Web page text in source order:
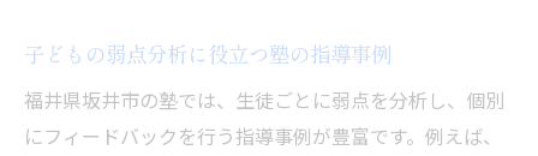
子どもの弱点分析に役立つ塾の指導事例
福井県坂井市の塾では、生徒ごとに弱点を分析し、個別
にフィードバックを行う指導事例が豊富です。例えば、